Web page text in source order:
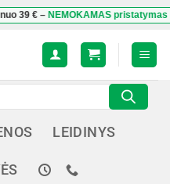
–NEMOKAMAS pristatymasvisoje
LEIDINYS